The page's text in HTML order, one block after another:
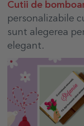
Cutii de
personalizabile
sunt alegerea
elegant.